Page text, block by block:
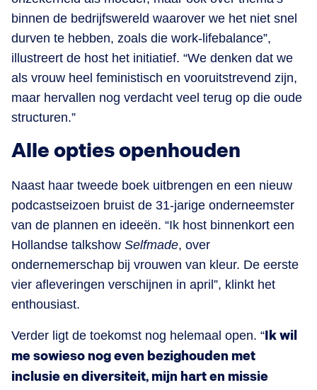
binnen de bedrijfswereld waarover we het niet snel
durven te hebben, zoals die work-lifebalance”,
illustreert de host het initiatief. “We denken dat we
als vrouw heel feministisch en vooruitstrevend zijn,
maar hervallen nog verdacht veel terug op die oude
structuren.”
Alle opties openhouden
Naast haar tweede boek uitbrengen en een nieuw
podcastseizoen bruist de 31-jarige onderneemster
van de plannen en ideeën. “Ik host binnenkort een
Hollandse talkshow Selfmade, over
ondernemerschap bij vrouwen van kleur. De eerste
vier afleveringen verschijnen in april”, klinkt het
enthousiast.
Verder ligt de toekomst nog helemaal open. “Ik wil
me sowieso nog even bezighouden met
inclusie en diversiteit, mijn hart en missie